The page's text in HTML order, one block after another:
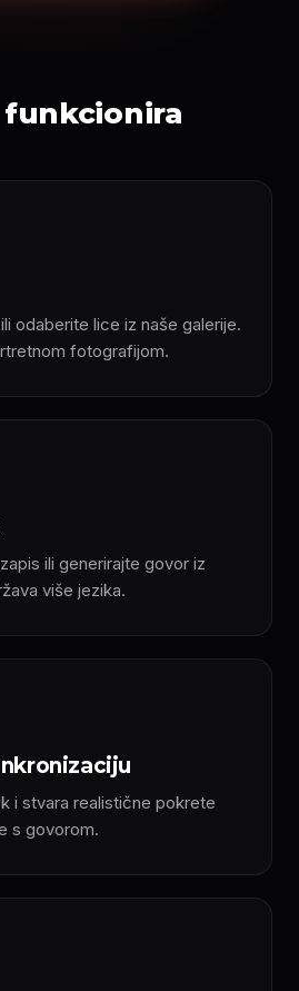
funkcionira
odaberite lice iz naše galerije.
fotografijom.
ili generirajte govor iz
više jezika.
i stvara realistične pokrete
s govorom.